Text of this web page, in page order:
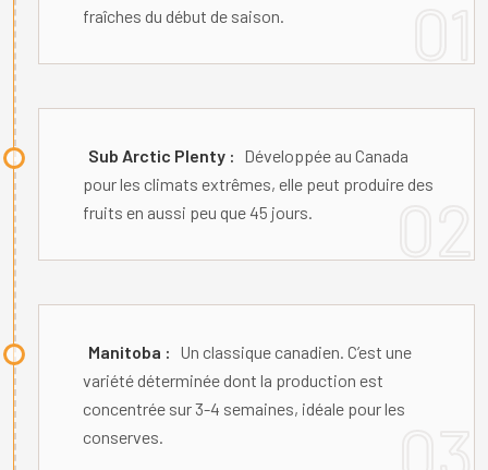
fraîches du début de saison.
Sub Arctic Plenty : Développée au Canada
pour les climats extrêmes, elle peut produire des
fruits en aussi peu que 45 jours.
Manitoba : Un classique canadien. C’est une
variété déterminée dont la production est
concentrée sur 3-4 semaines, idéale pour les
conserves.